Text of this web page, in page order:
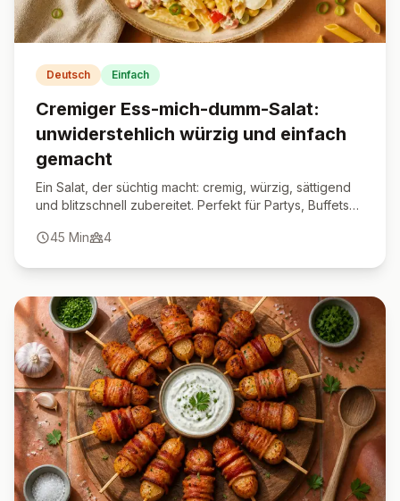
Deutsch Einfach
Cremiger Ess-mich-dumm-Salat:
unwiderstehlich würzig und einfach
gemacht
Ein Salat, der süchtig macht: cremig, würzig, sättigend
und blitzschnell zubereitet. Perfekt für Partys, Buffets
45 Min 4